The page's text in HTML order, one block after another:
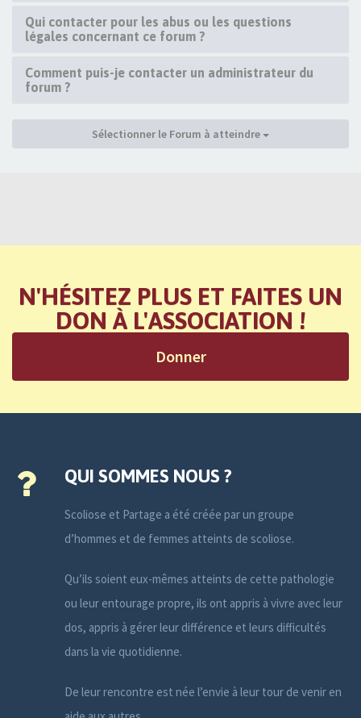
Qui contacter pour les abus ou les questions
légales concernant ce forum ?
Comment puis-je contacter un administrateur du
forum ?
Sélectionner le Forum à atteindre
N'HÉSITEZ PLUS ET FAITES UN
DON À L'ASSOCIATION !
Donner
QUI SOMMES NOUS ?
Scoliose et Partage a été créée par un groupe
d’hommes et de femmes atteints de scoliose.
Qu’ils soient eux-mêmes atteints de cette pathologie
ou leur entourage propre, ils ont appris à vivre avec leur
dos, appris à gérer leur différence et leurs difficultés
dans la vie quotidienne.
De leur rencontre est née l’envie à leur tour de venir en